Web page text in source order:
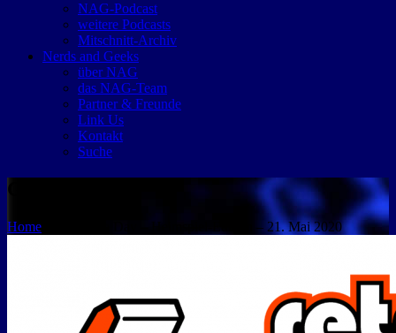
NAG-Podcast
weitere Podcasts
Mitschnitt-Archiv
Nerds and Geeks
über NAG
das NAG-Team
Partner & Freunde
Link Us
Kontakt
Suche
Home Retro Game Day – Heimspiel-Edition – 21. Mai 2020